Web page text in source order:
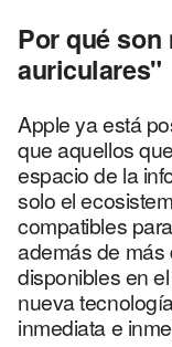
Por qué
auriculares"
Apple ya está
que aquellos
espacio de la
solo el
compatibles
además de más
disponibles en
nueva
inmediata e